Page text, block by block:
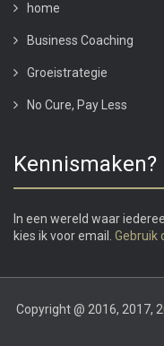
home
Business Coaching
Groeistrategie
No Cure, Pay Less
Kennismaken?
In een wereld waar
kies ik voor email. Gebruik
Copyright @ 2016, 2017,